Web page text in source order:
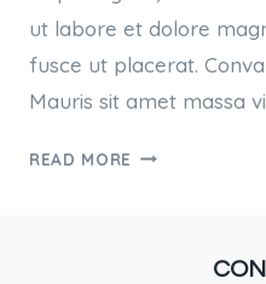
ut labore et dolore
fusce ut placerat.
Mauris sit amet massa
READ MORE SED